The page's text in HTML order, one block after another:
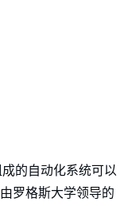
的自动化系统可以
罗格斯大学领导的